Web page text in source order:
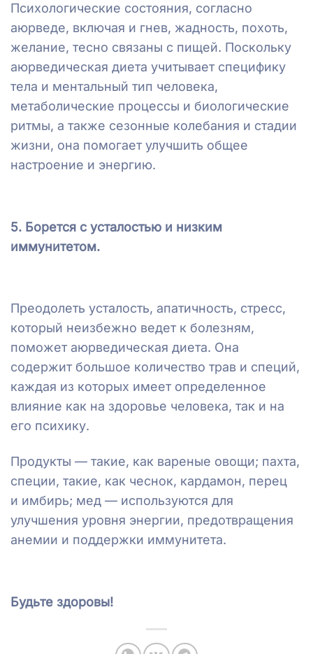
Психологические состояния, согласно
аюрведе, включая и гнев, жадность, похоть,
желание, тесно связаны с пищей. Поскольку
аюрведическая диета учитывает специфику
тела и ментальный тип человека,
метаболические процессы и биологические
ритмы, а также сезонные колебания и стадии
жизни, она помогает улучшить общее
настроение и энергию.
5. Борется с усталостью и низким
иммунитетом.
Преодолеть усталость, апатичность, стресс,
который неизбежно ведет к болезням,
поможет аюрведическая диета. Она
содержит большое количество трав и специй,
каждая из которых имеет определенное
влияние как на здоровье человека, так и на
его психику.
Продукты — такие, как вареные овощи; пахта,
специи, такие, как чеснок, кардамон, перец
и имбирь; мед — используются для
улучшения уровня энергии, предотвращения
анемии и поддержки иммунитета.
Будьте здоровы!